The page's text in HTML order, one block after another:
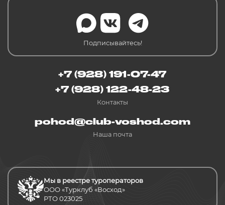
Подписывайтесь!
+7 (928) 191-07-47
+7 (928) 122-48-23
Контакты
pohod@club-voshod.com
Наша почта
Мы в реестре туроператоров
ООО «Турклуб «Восход»
РТО 023025